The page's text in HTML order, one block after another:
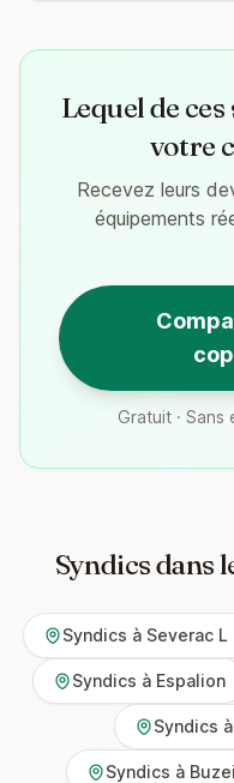
Lequel de
votre
Recevez leurs
équipements
Gratuit · Sans
Syndics dans
Syndics à Severac L
Syndics à Espalion
Syndics
Syndics à